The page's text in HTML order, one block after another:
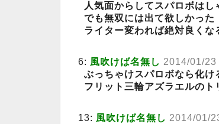
人気面からしてスパロボはし
でも無双には出て欲しかった
ライター変われば絶対良くな
6: 風吹けば名無し 2014/01/23
ぶっちゃけスパロボなら化け
フリット三輪アズラエルのト
13: 風吹けば名無し 2014/01/